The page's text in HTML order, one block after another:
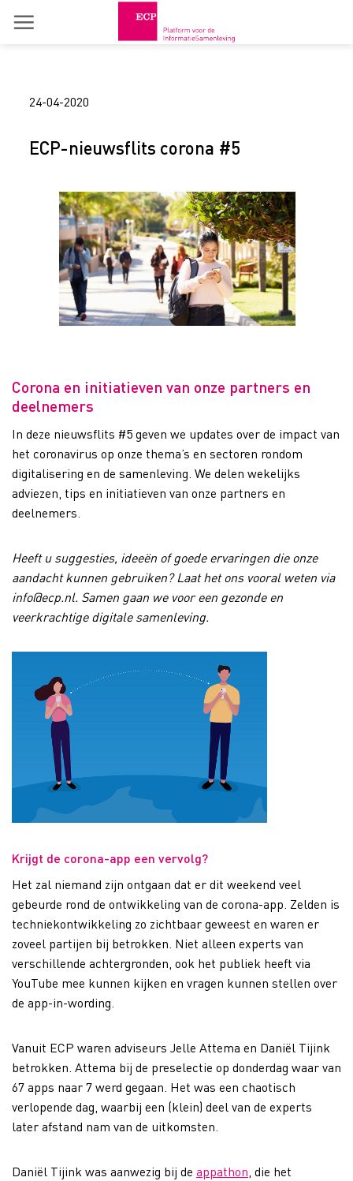
24-04-2020
ECP-nieuwsflits corona #5
Corona en initiatieven van onze partners en
deelnemers
In deze nieuwsflits #5 geven we updates over de impact van
het coronavirus op onze thema’s en sectoren rondom
digitalisering en de samenleving. We delen wekelijks
adviezen, tips en initiatieven van onze partners en
deelnemers.
Heeft u suggesties, ideeën of goede ervaringen die onze
aandacht kunnen gebruiken? Laat het ons vooral weten via
info@ecp.nl. Samen gaan we voor een gezonde en
veerkrachtige digitale samenleving.
Krijgt de corona-app een vervolg?
Het zal niemand zijn ontgaan dat er dit weekend veel
gebeurde rond de ontwikkeling van de corona-app. Zelden is
techniekontwikkeling zo zichtbaar geweest en waren er
zoveel partijen bij betrokken. Niet alleen experts van
verschillende achtergronden, ook het publiek heeft via
YouTube mee kunnen kijken en vragen kunnen stellen over
de app-in-wording.
Vanuit ECP waren adviseurs Jelle Attema en Daniël Tijink
betrokken. Attema bij de preselectie op donderdag waar van
67 apps naar 7 werd gegaan. Het was een chaotisch
verlopende dag, waarbij een (klein) deel van de experts
later afstand nam van de uitkomsten.
Daniël Tijink was aanwezig bij de appathon , die het